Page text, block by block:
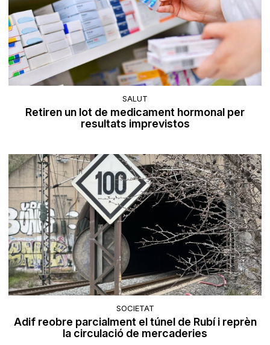
SALUT
Retiren un lot de medicament hormonal per
resultats imprevistos
SOCIETAT
Adif reobre parcialment el túnel de Rubí i reprèn
la circulació de mercaderies